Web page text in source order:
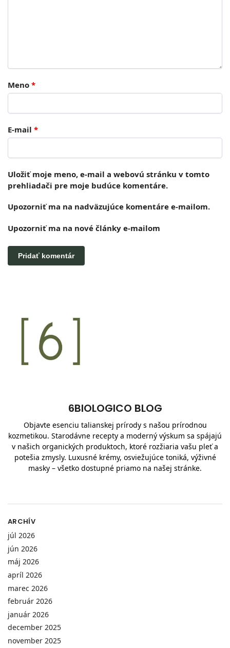
Meno *
E-mail *
Uložiť moje meno, e-mail a webovú stránku v tomto
prehliadači pre moje budúce komentáre.
Upozorniť ma na nadväzujúce komentáre e-mailom.
Upozorniť ma na nové články e-mailom
6BIOLOGICO BLOG
Objavte esenciu talianskej prírody s našou prírodnou
kozmetikou. Starodávne recepty a moderný výskum sa spájajú
v našich organických produktoch, ktoré rozžiaria vašu pleť a
potešia zmysly. Luxusné krémy, osviežujúce toniká, výživné
masky – všetko dostupné priamo na našej stránke.
ARCHÍV
júl 2026
jún 2026
máj 2026
apríl 2026
marec 2026
február 2026
január 2026
december 2025
november 2025